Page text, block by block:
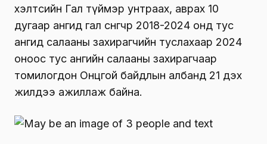
хэлтсийн Гал түймэр унтраах, аврах 10
дугаар ангид гал сөнөөгчөөр 2018-2024 онд тус
ангид салааны захирагчийн туслахаар 2024
оноос тус ангийн салааны захирагчаар
томилогдон Онцгой байдлын албанд 21 дэх
жилдээ ажиллаж байна.